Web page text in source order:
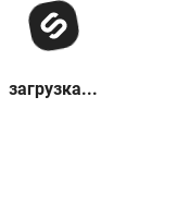
загрузка...